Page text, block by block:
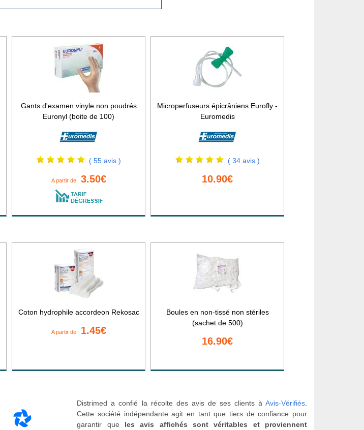
Gants d'examen vinyle non poudrés
Euronyl (boite de 100)
( 55 avis )
A partir de 3.50€
Microperfuseurs épicrâniens Eurofly -
Euromedis
( 34 avis )
10.90€
Coton hydrophile accordeon Rekosac
A partir de 1.45€
Boules en non-tissé non stériles
(sachet de 500)
16.90€
Distrimed a confié la récolte des avis de ses clients à Avis-Vérifiés.
Cette société indépendante agit en tant que tiers de confiance pour
garantir que les avis affichés sont véritables et proviennent